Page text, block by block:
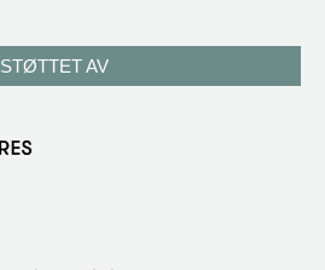
STØTTET AV